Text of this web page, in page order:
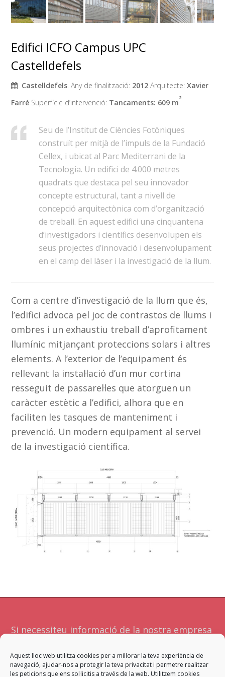
Aquest lloc web utilitza cookies per a millorar la teva experiència de
navegació, ajudar-nos a protegir la teva privacitat i permetre realitzar
les peticions que ens sol·licitis a través de la web. Utilitzem cookies
Edifici ICFO Campus UPC
Castelldefels
Castelldefels. Any de finalització: 2012 Arquitecte:Xavier
Farré Superfície d’intervenció: Tancaments: 609 m²
Seu de l’Institut de Ciències Fotòniques
construït per mitjà de l’impuls de la Fundació
Cellex, i ubicat al Parc Mediterrani de la
Tecnologia. Un edifici de 4.000 metres
quadrats que destaca pel seu innovador
concepte estructural, tant a nivell de
concepció arquitectònica com d’organització
de treball. En aquest edifici una cinquantena
d’investigadors i científics desenvolupen els
seus projectes d’innovació i desenvolupament
en el camp del làser i la investigació de la llum.
Com a centre d’investigació de la llum que és,
l’edifici advoca pel joc de contrastos de llums i
ombres i un exhaustiu treball d’aprofitament
llumínic mitjançant proteccions solars i altres
elements. A l’exterior de l’equipament és
rellevant la instal·lació d’un mur cortina
resseguit de passarel·les que atorguen un
caràcter estètic a l’edifici, alhora que en
faciliten les tasques de manteniment i
prevenció. Un modern equipament al servei
de la investigació científica.
Si necessiteu informació de la nostra empresa
nosaltres. Atendrà la vostra sol·licitud l'equip
més adient per a facilitar-vos una resposta